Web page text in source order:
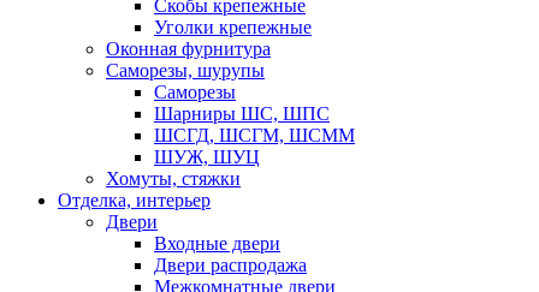
Скобы крепежные
Уголки крепежные
Оконная фурнитура
Саморезы, шурупы
Саморезы
Шарниры ШС, ШПС
ШСГД, ШСГМ, ШСММ
ШУЖ, ШУЦ
Хомуты, стяжки
Отделка, интерьер
Двери
Входные двери
Двери распродажа
Межкомнатные двери